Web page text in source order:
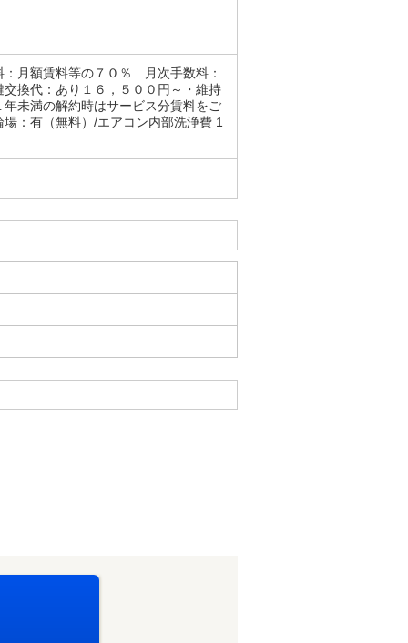
月額賃料等の７０％ 月次手数料：
換代：あり１６，５００円～・維持
未満の解約時はサービス分賃料をご
：有（無料）/エアコン内部洗浄費 1